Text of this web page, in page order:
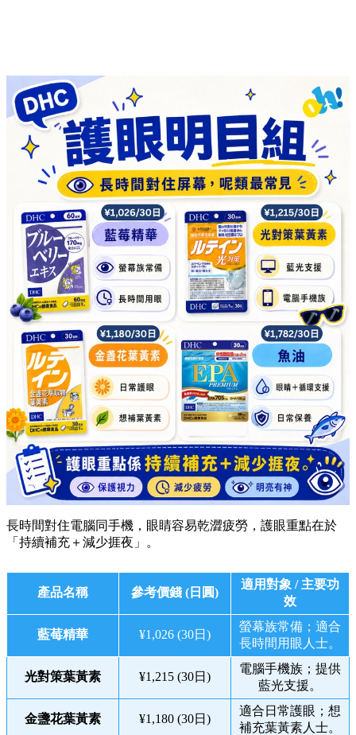
長時間對住電腦同手機，眼睛容易乾澀疲勞，護眼重點在於
「持續補充＋減少捱夜」。
產品名稱 參考價錢 (日圓)
適用對象 / 主要功
效
藍莓精華 ¥1,026 (30日)
螢幕族常備；適合
長時間用眼人士。
光對策葉黃素 ¥1,215 (30日)
電腦手機族；提供
藍光支援。
金盞花葉黃素 ¥1,180 (30日)
適合日常護眼；想
補充葉黃素人士。